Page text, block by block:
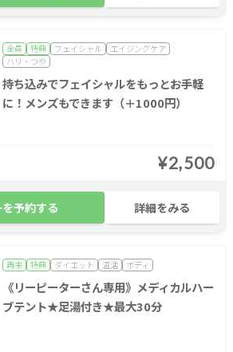
全員 特典 フェイシャル
エイジングケア
ハリ・つや
持ち込みでフェイシャルをもっとお手軽
に！メンズもできます（＋1000円）
¥2,500
予約する 詳細をみる
再来 特典 ダイエット 温活 ボディ
《リーピーターさん専用》メディカルハー
ブテント★足湯付き★最大30分